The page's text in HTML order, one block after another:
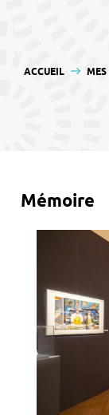
VOUS ÊTES ICI :
ACCUEIL
Mémoire